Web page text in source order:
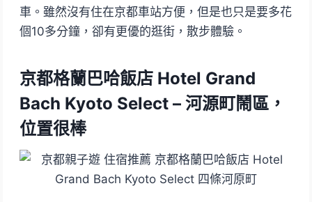
車。雖然沒有住在京都車站方便，但是也只是要多花
個10多分鐘，卻有更優的逛街，散步體驗。
京都格蘭巴哈飯店 Hotel Grand
Bach Kyoto Select – 河源町鬧區，
位置很棒